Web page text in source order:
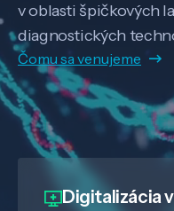
v oblasti špičkových
diagnostických
Čomu sa venujeme
Digitalizácia